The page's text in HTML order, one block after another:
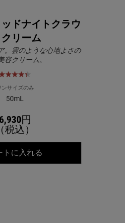
ル クレンジングオイル
ドナイトクラウ
クリーム
。雲のような心地よさの
容クリーム。
ンサイズのみ
50mL
6,930円
（税込）
トに入れる